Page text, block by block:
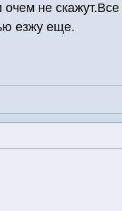
не скажут.Все
езжу еще.